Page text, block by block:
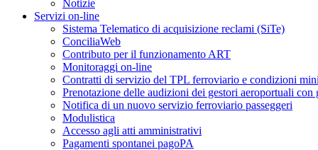
Notizie
Servizi on-line
Sistema Telematico di acquisizione reclami (SiTe)
ConciliaWeb
Contributo per il funzionamento ART
Monitoraggi on-line
Contratti di servizio del TPL ferroviario e condizioni
Prenotazione delle audizioni dei gestori aeroportuali con
Notifica di un nuovo servizio ferroviario passeggeri
Modulistica
Accesso agli atti amministrativi
Pagamenti spontanei pagoPA